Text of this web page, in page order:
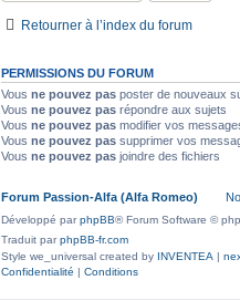
Retourner à l’index du forum
PERMISSIONS DU FORUM
Vous ne pouvez pas poster de nouveaux
Vous ne pouvez pas répondre aux sujets
Vous ne pouvez pas modifier vos
Vous ne pouvez pas supprimer vos
Vous ne pouvez pas joindre des fichiers
Forum Passion-Alfa (Alfa Romeo)
Développé parphpBB® Forum Software ©
Traduit parphpBB-fr.com
Style we_universal created by INVENTEA |
Confidentialité | Conditions